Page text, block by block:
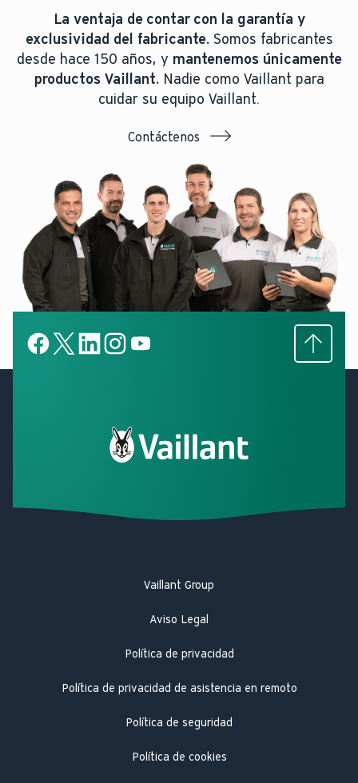
La ventaja de contar con la garantía y
exclusividad del fabricante.Somos fabricantes
desde hace 150 años, y mantenemos únicamente
productos Vaillant.Nadie como Vaillant para
cuidar su equipo Vaillant.
Contáctenos
Subir
Vaillant Group
Aviso Legal
Política de privacidad
Política de privacidad de asistencia en remoto
Política de seguridad
Política de cookies